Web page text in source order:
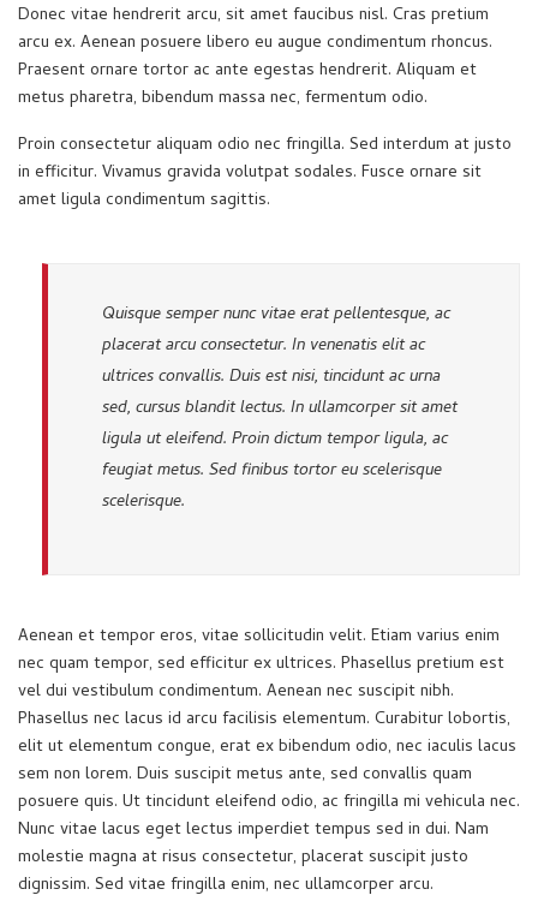
Donec vitae hendrerit arcu, sit amet faucibus nisl. Cras pretium
arcu ex. Aenean posuere libero eu augue condimentum rhoncus.
Praesent ornare tortor ac ante egestas hendrerit. Aliquam et
metus pharetra, bibendum massa nec, fermentum odio.
Proin consectetur aliquam odio nec fringilla. Sed interdum at justo
in efficitur. Vivamus gravida volutpat sodales. Fusce ornare sit
amet ligula condimentum sagittis.
Quisque semper nunc vitae erat pellentesque, ac
placerat arcu consectetur. In venenatis elit ac
ultrices convallis. Duis est nisi, tincidunt ac urna
sed, cursus blandit lectus. In ullamcorper sit amet
ligula ut eleifend. Proin dictum tempor ligula, ac
feugiat metus. Sed finibus tortor eu scelerisque
scelerisque.
Aenean et tempor eros, vitae sollicitudin velit. Etiam varius enim
nec quam tempor, sed efficitur ex ultrices. Phasellus pretium est
vel dui vestibulum condimentum. Aenean nec suscipit nibh.
Phasellus nec lacus id arcu facilisis elementum. Curabitur lobortis,
elit ut elementum congue, erat ex bibendum odio, nec iaculis lacus
sem non lorem. Duis suscipit metus ante, sed convallis quam
posuere quis. Ut tincidunt eleifend odio, ac fringilla mi vehicula nec.
Nunc vitae lacus eget lectus imperdiet tempus sed in dui. Nam
molestie magna at risus consectetur, placerat suscipit justo
dignissim. Sed vitae fringilla enim, nec ullamcorper arcu.